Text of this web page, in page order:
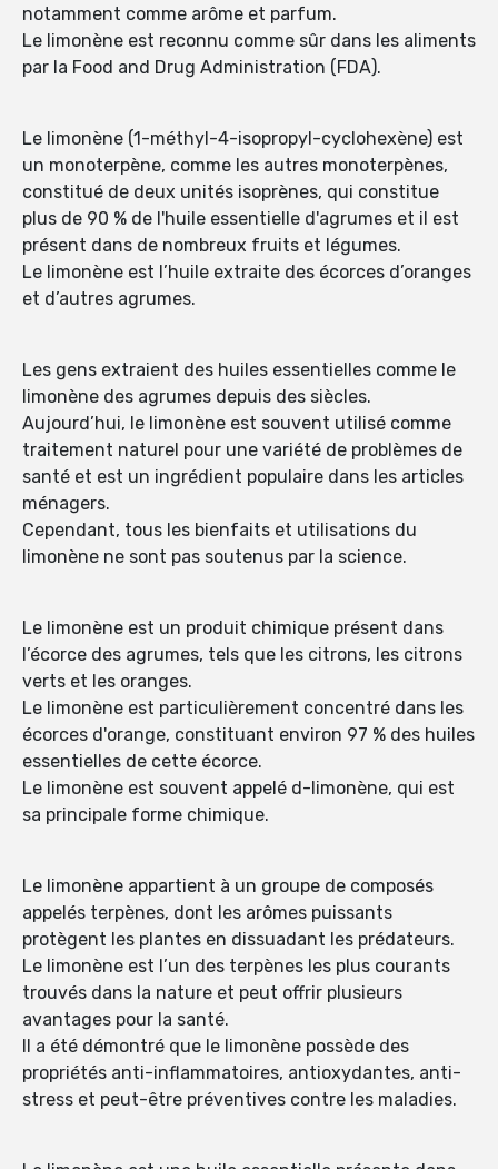
notamment comme arôme et parfum.
Le limonène est reconnu comme sûr dans les aliments
par la Food and Drug Administration (FDA).
Le limonène (1-méthyl-4-isopropyl-cyclohexène) est
un monoterpène, comme les autres monoterpènes,
constitué de deux unités isoprènes, qui constitue
plus de 90 % de l'huile essentielle d'agrumes et il est
présent dans de nombreux fruits et légumes.
Le limonène est l’huile extraite des écorces d’oranges
et d’autres agrumes.
Les gens extraient des huiles essentielles comme le
limonène des agrumes depuis des siècles.
Aujourd’hui, le limonène est souvent utilisé comme
traitement naturel pour une variété de problèmes de
santé et est un ingrédient populaire dans les articles
ménagers.
Cependant, tous les bienfaits et utilisations du
limonène ne sont pas soutenus par la science.
Le limonène est un produit chimique présent dans
l’écorce des agrumes, tels que les citrons, les citrons
verts et les oranges.
Le limonène est particulièrement concentré dans les
écorces d'orange, constituant environ 97 % des huiles
essentielles de cette écorce.
Le limonène est souvent appelé d-limonène, qui est
sa principale forme chimique.
Le limonène appartient à un groupe de composés
appelés terpènes, dont les arômes puissants
protègent les plantes en dissuadant les prédateurs.
Le limonène est l’un des terpènes les plus courants
trouvés dans la nature et peut offrir plusieurs
avantages pour la santé.
Il a été démontré que le limonène possède des
propriétés anti-inflammatoires, antioxydantes, anti-
stress et peut-être préventives contre les maladies.